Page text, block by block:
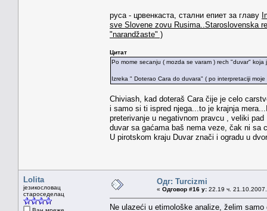
руса - црвенкаста, стални епиет за главу
sve Slovene zovu Rusima..Staroslovenska
"narandžaste" )
Цитат
Po mome secanju ( mozda se varam ) rech "duvar"
Izreka " Doterao Cara do duvara" ( po interpretaciji
Chiviash, kad doteraš Cara čije je celo
i samo si ti ispred njega...to je krajnja
preterivanje u negativnom pravcu , veliki
duvar sa gaćama baš nema veze, čak ni sa
U pirotskom kraju Duvar znači i ogradu u
Lolita
језикословац
староседелац
Одг: Turcizmi
« Одговор #16 у: 22.19 ч.
Ne ulazeći u etimološke analize, želim